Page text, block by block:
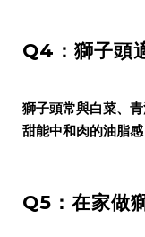
Q4：獅子頭
獅子頭常與白菜、
甜能中和肉的油脂
Q5：在家做